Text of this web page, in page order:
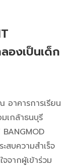
องเป็นเด็ก
คารการเรียน
เกล้าธนบุรี
สบความสำเร็จ
จากผู้เข้าร่วม